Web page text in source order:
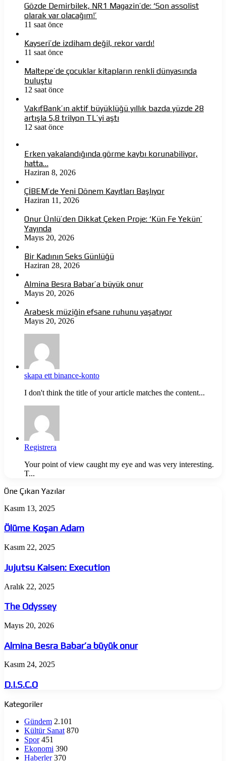
Gözde Demirbilek, NR1 Magazin’de: ‘Son assolist
olarak var olacağım!’
11 saat önce
Kayseri’de izdiham değil, rekor vardı!
11 saat önce
Maltepe’de çocuklar kitapların renkli dünyasında
buluştu
12 saat önce
VakıfBank’ın aktif büyüklüğü yıllık bazda yüzde 28
artışla 5,8 trilyon TL’yi aştı
12 saat önce
Erken yakalandığında görme kaybı korunabiliyor,
hatta…
Haziran 8, 2026
ÇİBEM’de Yeni Dönem Kayıtları Başlıyor
Haziran 11, 2026
Onur Ünlü’den Dikkat Çeken Proje: ‘Kün Fe Yekün’
Yayında
Mayıs 20, 2026
Bir Kadının Seks Günlüğü
Haziran 28, 2026
Almina Besra Babar’a büyük onur
Mayıs 20, 2026
Arabesk müziğin efsane ruhunu yaşatıyor
Mayıs 20, 2026
skapa ett binance-konto
I don't think the title of your article matches the content...
Registrera
Your point of view caught my eye and was very interesting.
T...
Öne Çıkan Yazılar
Ölüme
Adam
Kasım 13, 2025
Ölüme Koşan Adam
Jujutsu
Execution
Kasım 22, 2025
Jujutsu Kaisen: Execution
The
Aralık 22, 2025
The Odyssey
Almina
Babar’a
büyük
onur
Mayıs 20, 2026
Almina Besra Babar’a büyük onur
D.I.S.C.O
Kasım 24, 2025
D.I.S.C.O
Kategoriler
Gündem 2.101
Kültür Sanat 870
Spor 451
Ekonomi 390
Haberler 370